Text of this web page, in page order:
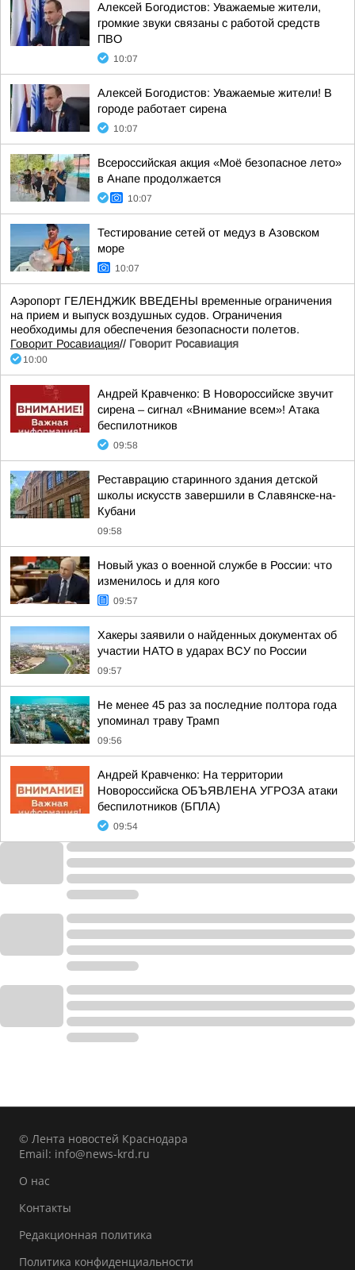
Алексей Богодистов: Уважаемые жители,
громкие звуки связаны с работой средств
ПВО
10:07
Алексей Богодистов: Уважаемые жители! В
городе работает сирена
10:07
Всероссийская акция «Моё безопасное лето»
в Анапе продолжается
10:07
Тестирование сетей от медуз в Азовском
море
10:07
Аэропорт ГЕЛЕНДЖИК ВВЕДЕНЫ временные ограничения
на прием и выпуск воздушных судов. Ограничения
необходимы для обеспечения безопасности полетов.
Говорит Росавиация// Говорит Росавиация
10:00
Андрей Кравченко: В Новороссийске звучит
сирена – сигнал «Внимание всем»! Атака
беспилотников
09:58
Реставрацию старинного здания детской
школы искусств завершили в Славянске-на-
Кубани
09:58
Новый указ о военной службе в России: что
изменилось и для кого
09:57
Хакеры заявили о найденных документах об
участии НАТО в ударах ВСУ по России
09:57
Не менее 45 раз за последние полтора года
упоминал траву Трамп
09:56
Андрей Кравченко: На территории
Новороссийска ОБЪЯВЛЕНА УГРОЗА атаки
беспилотников (БПЛА)
09:54
© Лента новостей Краснодара
Email: info@news-krd.ru
О нас
Контакты
Редакционная политика
Политика конфиденциальности